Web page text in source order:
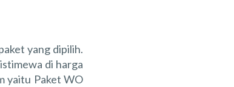
yang dipilih.
di harga
yaitu Paket WO